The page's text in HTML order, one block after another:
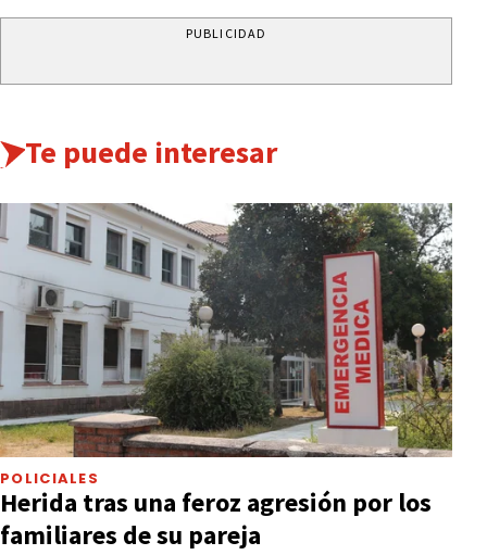
PUBLICIDAD
Te puede interesar
POLICIALES
Herida tras una feroz agresión por los
familiares de su pareja